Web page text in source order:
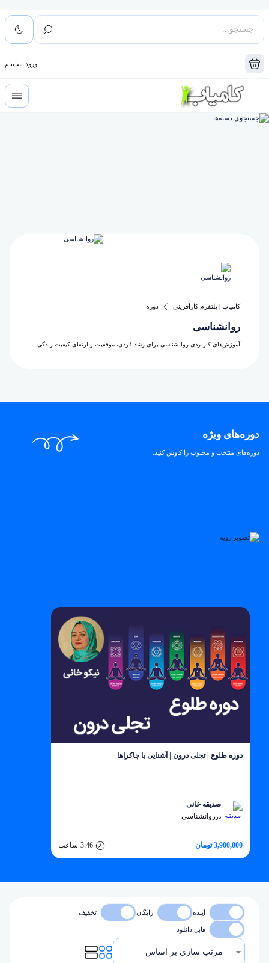
ورود ثبت‌نام
کامیاب | پلتفرم کارآفرینی دوره‌
روانشناسی
آموزش‌های کاربردی روانشناسی برای رشد فردی، موفقیت و ارتقای کیفیت زندگی
دوره‌های ویژه
دوره‌های منتخب و محبوب را کاوش کنید.
دوره طلوع | تجلی درون | آشنایی با چاکراها
صدیقه خانی
در روانشناسی
3,900,000 تومان 3:46 ساعت
آینده رایگان تخفیف
قابل دانلود
مرتب سازی بر اساس